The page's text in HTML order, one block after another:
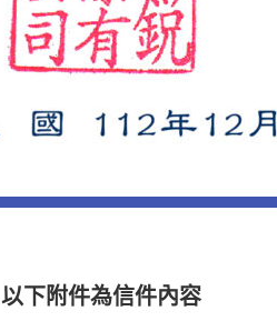
以下附件為信件內容